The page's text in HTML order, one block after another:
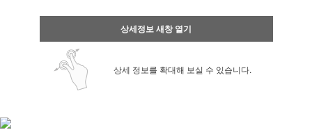
상세정보 새창 열기
상세 정보를 확대해 보실 수 있습니다.